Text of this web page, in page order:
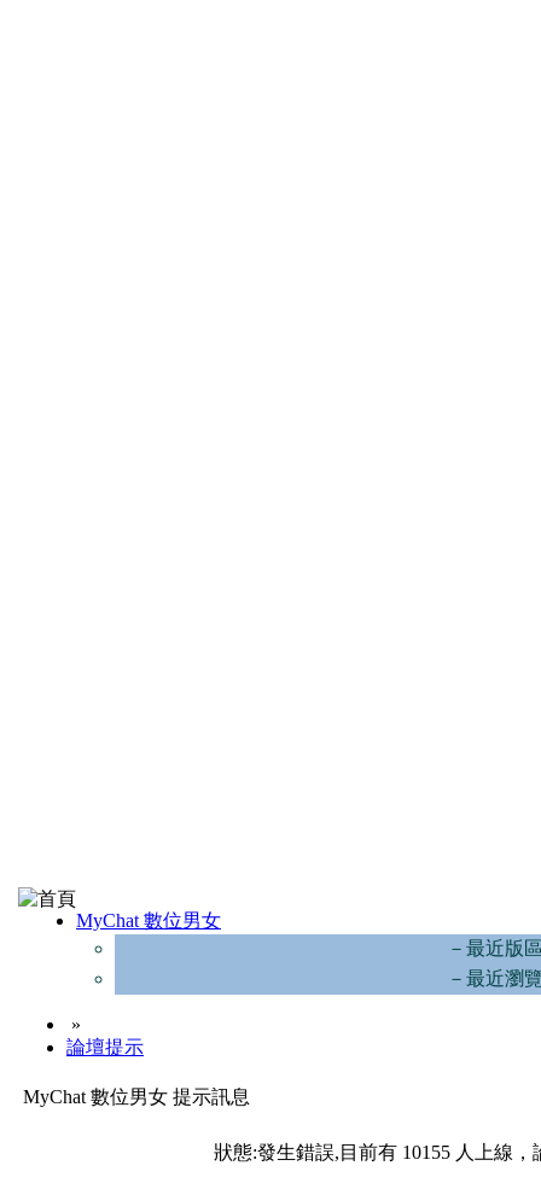
MyChat 數位男女
－最近版
－最近瀏
»
論壇提示
MyChat 數位男女 提示訊息
狀態:發生錯誤,目前有 10155 人上線